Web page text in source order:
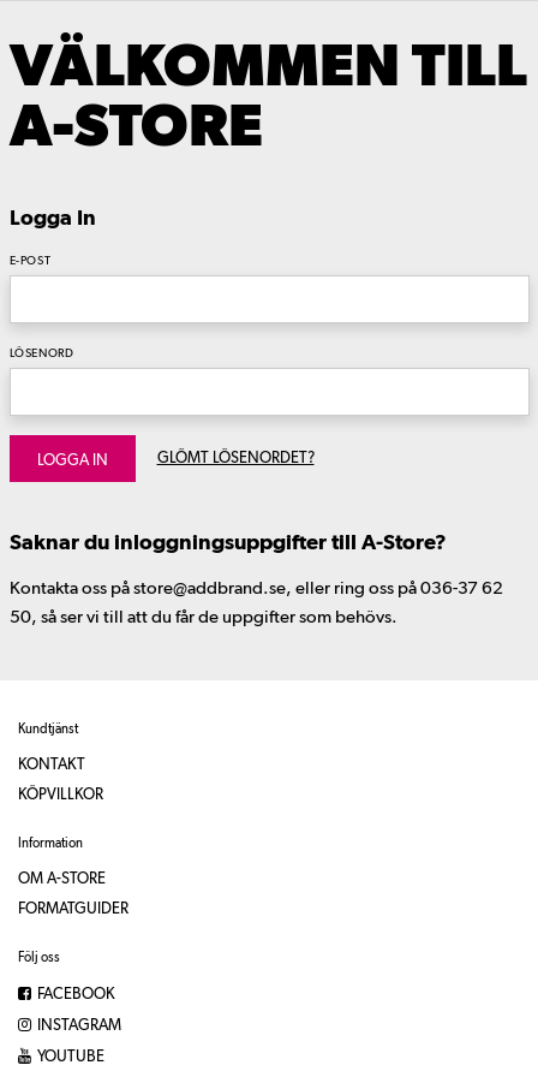
VÄLKOMMEN TILL
A-STORE
Logga In
E-POST
LÖSENORD
LOGGA IN GLÖMT LÖSENORDET?
Saknar du inloggningsuppgifter till A-Store?
Kontakta oss på store@addbrand.se, eller ring oss på 036-37 62
50, så ser vi till att du får de uppgifter som behövs.
Kundtjänst
KONTAKT
KÖPVILLKOR
Information
OM A-STORE
FORMATGUIDER
Följ oss
FACEBOOK
INSTAGRAM
YOUTUBE